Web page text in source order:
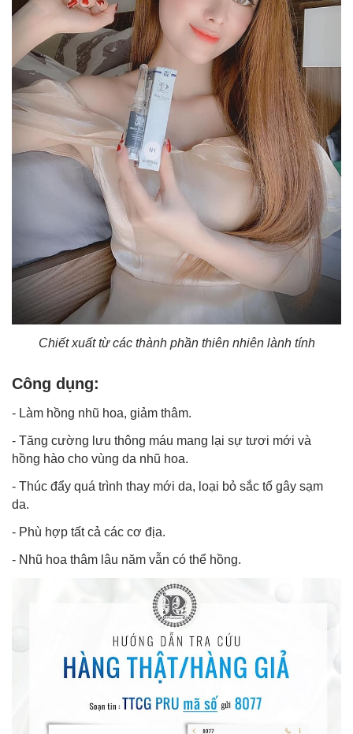
Chiết xuất từ các thành phần thiên nhiên lành tính
Công dụng:
- Làm hồng nhũ hoa, giảm thâm.
- Tăng cường lưu thông máu mang lại sự tươi mới và
hồng hào cho vùng da nhũ hoa.
- Thúc đẩy quá trình thay mới da, loại bỏ sắc tố gây sạm
da.
- Phù hợp tất cả các cơ địa.
- Nhũ hoa thâm lâu năm vẫn có thể hồng.